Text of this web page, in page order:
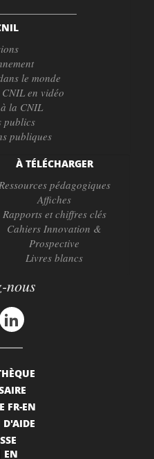
le monde
en vidéo
la CNIL
publics
publiques
À TÉLÉCHARGER
pédagogiques
Affiches
Rapports et chiffres clés
Cahiers Innovation &
Prospective
Livres blancs
nous
FR-EN
D'AIDE
EN